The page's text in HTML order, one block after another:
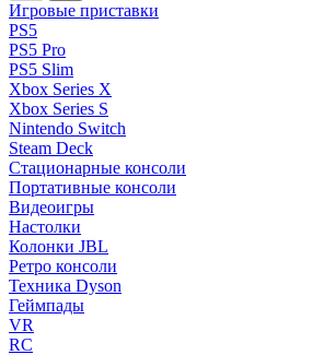
Игровые приставки
PS5
PS5 Pro
PS5 Slim
Xbox Series X
Xbox Series S
Nintendo Switch
Steam Deck
Стационарные консоли
Портативные консоли
Видеоигры
Настолки
Колонки JBL
Ретро консоли
Техника Dyson
Геймпады
VR
RC